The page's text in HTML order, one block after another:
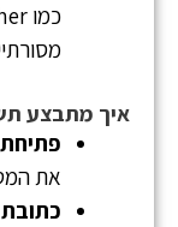
איך מתבצע
את
כתובת